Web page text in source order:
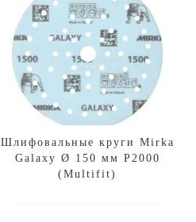
Шлифовальные круги Mirka
Galaxy Ø 150 мм P2000
(Multifit)